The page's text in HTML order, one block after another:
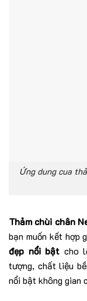
Ứng dung cua
Thảm chùi chân
bạn muốn kết hợp
đẹp nổi bật cho
tượng, chất liệu
nổi bật không gian